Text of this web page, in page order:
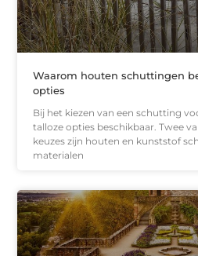
Waarom houten schuttingen
opties
Bij het kiezen van een schutting
talloze opties beschikbaar. Twee
keuzes zijn houten en kunststof
materialen